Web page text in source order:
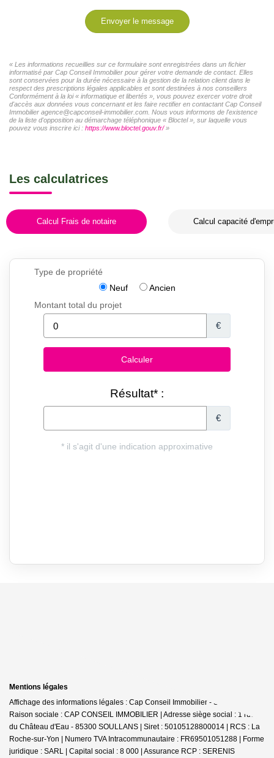
Envoyer le message
« Les informations recueillies sur ce formulaire sont enregistrées dans un fichier
informatisé par Cap Conseil Immobilier pour gérer votre demande de contact. Elles
sont conservées pour la durée nécessaire à la gestion de la relation client dans le
respect des prescriptions légales applicables et sont destinées à nos conseillers
Conformément à la loi « informatique et libertés », vous pouvez exercer votre droit
d'accès aux données vous concernant et les faire rectifier en contactant Cap Conseil
Immobilier agence@capconseil-immobilier.com. Nous vous informons de l'existence
de la liste d'opposition au démarchage téléphonique « Bloctel », sur laquelle vous
pouvez vous inscrire ici : https://www.bloctel.gouv.fr/»
Les calculatrices
Calcul Frais de notaire Calcul capacité
Mentions légales
Affichage des informations légales : Cap Conseil Immobilier - Soullans |
Raison sociale : CAP CONSEIL IMMOBILIER | Adresse siège social : 1 rue
du Château d'Eau - 85300 SOULLANS | Siret : 50105128800014 | RCS : La
Roche-sur-Yon | Numero TVA Intracommunautaire : FR69501051288 | Forme
juridique : SARL | Capital social : 8 000 | Assurance RCP : SERENIS